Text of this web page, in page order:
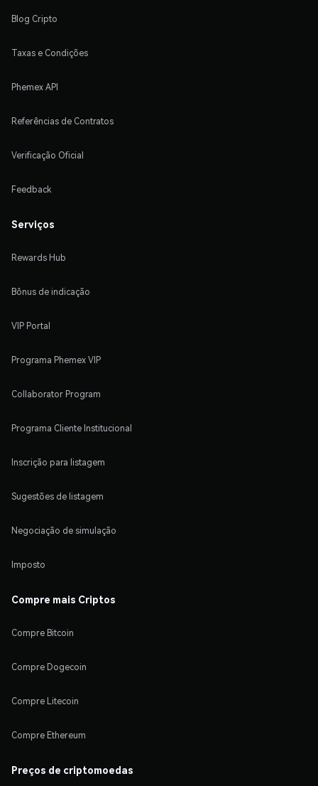
Blog Cripto
Taxas e Condições
Phemex API
Referências de Contratos
Verificação Oficial
Feedback
Serviços
Rewards Hub
Bônus de indicação
VIP Portal
Programa Phemex VIP
Collaborator Program
Programa Cliente Institucional
Inscrição para listagem
Sugestões de listagem
Negociação de simulação
Imposto
Compre mais Criptos
Compre Bitcoin
Compre Dogecoin
Compre Litecoin
Compre Ethereum
Preços de criptomoedas